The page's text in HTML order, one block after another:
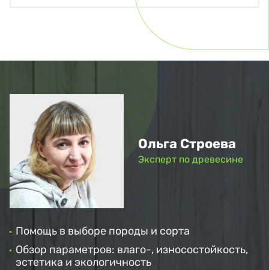
Ольга Строева
Эксперт по древесине
Помощь в выборе породы и сорта
Обзор параметров: влаго-, износостойкость,
эстетика и экологичность